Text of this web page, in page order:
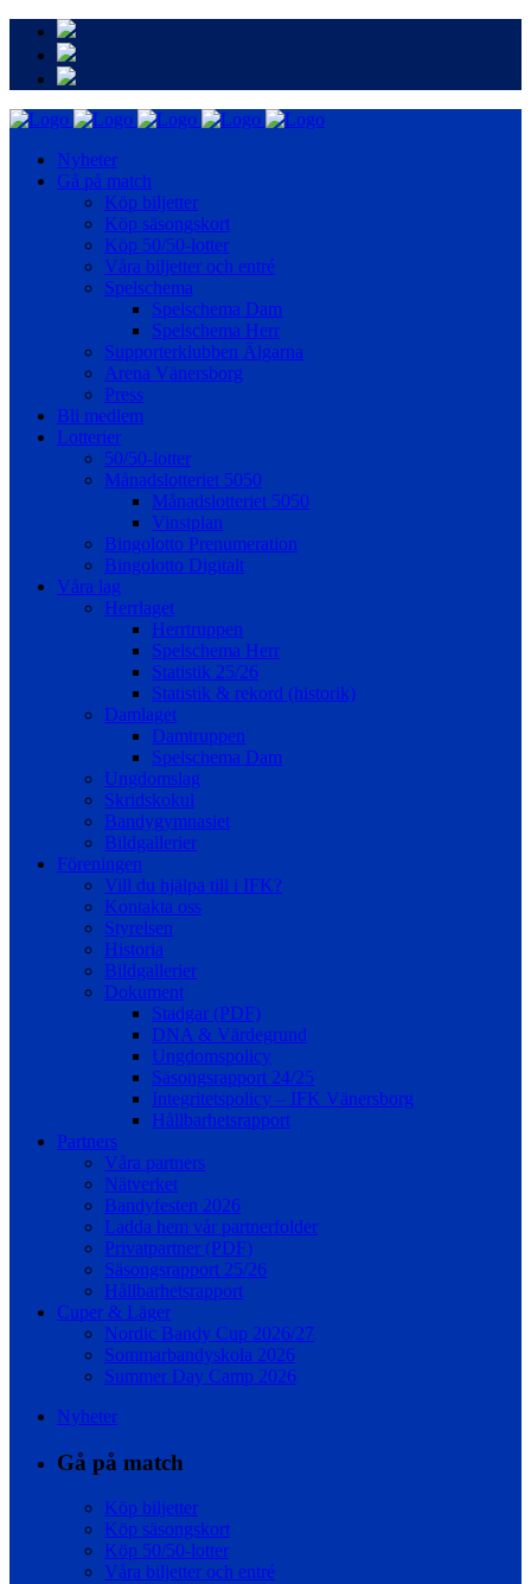
Nyheter
Gå på match
Köp biljetter
Köp säsongskort
Köp 50/50-lotter
Våra biljetter och entré
Spelschema
Spelschema Dam
Spelschema Herr
Supporterklubben Älgarna
Arena Vänersborg
Press
Bli medlem
Lotterier
50/50-lotter
Månadslotteriet 5050
Månadslotteriet 5050
Vinstplan
Bingolotto Prenumeration
Bingolotto Digitalt
Våra lag
Herrlaget
Herrtruppen
Spelschema Herr
Statistik 25/26
Statistik & rekord (historik)
Damlaget
Damtruppen
Spelschema Dam
Ungdomslag
Skridskokul
Bandygymnasiet
Bildgallerier
Föreningen
Vill du hjälpa till i IFK?
Kontakta oss
Styrelsen
Historia
Bildgallerier
Dokument
Stadgar (PDF)
DNA & Värdegrund
Ungdomspolicy
Säsongsrapport 24/25
Integritetspolicy – IFK Vänersborg
Hållbarhetsrapport
Partners
Våra partners
Nätverket
Bandyfesten 2026
Ladda hem vår partnerfolder
Privatpartner (PDF)
Säsongsrapport 25/26
Hållbarhetsrapport
Cuper & Läger
Nordic Bandy Cup 2026/27
Sommarbandyskola 2026
Summer Day Camp 2026
Nyheter
Gå på match
Köp biljetter
Köp säsongskort
Köp 50/50-lotter
Våra biljetter och entré